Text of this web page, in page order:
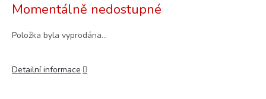
cena:
Momentálně nedostupné
Položka byla vyprodána…
Detailní informace